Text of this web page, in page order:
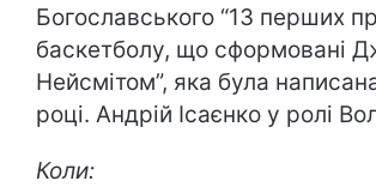
Богославського “13 перших
баскетболу, що сформовані
Нейсмітом”, яка була
році. Андрій Ісаєнко у ролі
Коли: